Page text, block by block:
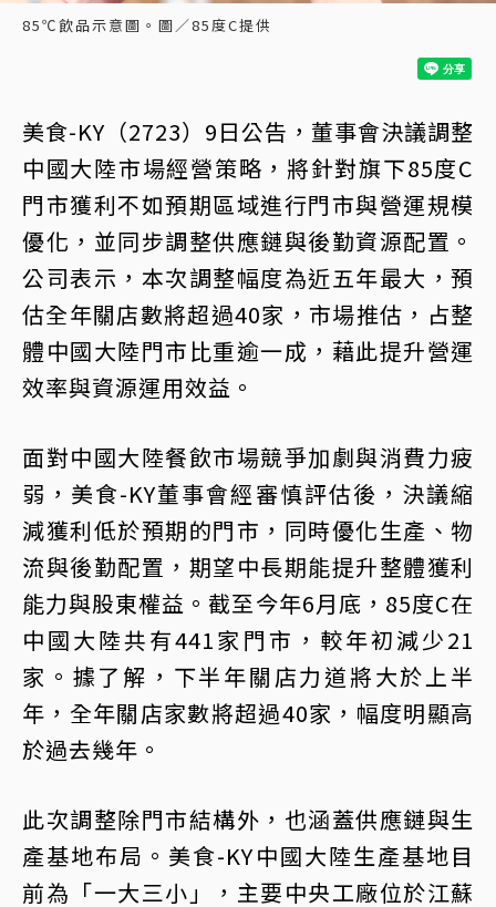
85℃飲品示意圖。圖／85度C提供
美食-KY（2723）9日公告，董事會決議調整
中國大陸市場經營策略，將針對旗下85度C
門市獲利不如預期區域進行門市與營運規模
優化，並同步調整供應鏈與後勤資源配置。
公司表示，本次調整幅度為近五年最大，預
估全年關店數將超過40家，市場推估，占整
體中國大陸門市比重逾一成，藉此提升營運
效率與資源運用效益。
面對中國大陸餐飲市場競爭加劇與消費力疲
弱，美食-KY董事會經審慎評估後，決議縮
減獲利低於預期的門市，同時優化生產、物
流與後勤配置，期望中長期能提升整體獲利
能力與股東權益。截至今年6月底，85度C在
中國大陸共有441家門市，較年初減少21
家。據了解，下半年關店力道將大於上半
年，全年關店家數將超過40家，幅度明顯高
於過去幾年。
此次調整除門市結構外，也涵蓋供應鏈與生
產基地布局。美食-KY中國大陸生產基地目
前為「一大三小」，主要中央工廠位於江蘇